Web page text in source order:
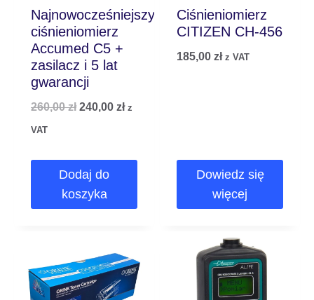
Najnowocześniejszy
ciśnieniomierz
Accumed C5 +
zasilacz i 5 lat
gwarancji
260,00zł 240,00 zł z
VAT
Dodaj do
koszyka
Ciśnieniomierz
CITIZEN CH-456
185,00 zł z VAT
Dowiedz się
więcej